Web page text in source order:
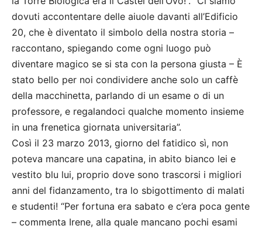
dovuti accontentare delle aiuole davanti all’Edificio
20, che è diventato il simbolo della nostra storia –
raccontano, spiegando come ogni luogo può
diventare magico se si sta con la persona giusta – È
stato bello per noi condividere anche solo un caffè
della macchinetta, parlando di un esame o di un
professore, e regalandoci qualche momento insieme
in una frenetica giornata universitaria”.
Così il 23 marzo 2013, giorno del fatidico sì, non
poteva mancare una capatina, in abito bianco lei e
vestito blu lui, proprio dove sono trascorsi i migliori
anni del fidanzamento, tra lo sbigottimento di malati
e studenti! “Per fortuna era sabato e c’era poca gente
– commenta Irene, alla quale mancano pochi esami